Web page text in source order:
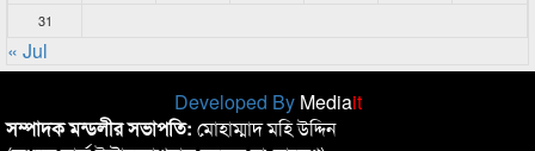
31
« Jul
Developed By Mediait
সম্পাদক মন্ডলীর সভাপতি: মোহাম্মাদ মহি উদ্দিন